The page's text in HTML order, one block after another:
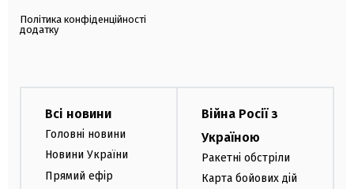
Політика конфіденційності
додатку
Всі новини
Головні новини
Новини України
Прямий ефір
Війна Росії з
Україною
Ракетні обстріли
Карта бойових дій